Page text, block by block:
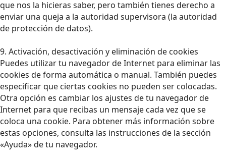
que nos la hicieras saber, pero también tienes derecho a
enviar una queja a la autoridad supervisora (la autoridad
de protección de datos).
9. Activación, desactivación y eliminación de cookies
Puedes utilizar tu navegador de Internet para eliminar las
cookies de forma automática o manual. También puedes
especificar que ciertas cookies no pueden ser colocadas.
Otra opción es cambiar los ajustes de tu navegador de
Internet para que recibas un mensaje cada vez que se
coloca una cookie. Para obtener más información sobre
estas opciones, consulta las instrucciones de la sección
«Ayuda» de tu navegador.